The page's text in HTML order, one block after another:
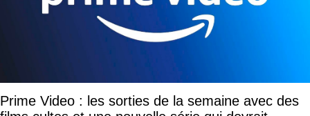
Prime Video : les sorties de la semaine avec des